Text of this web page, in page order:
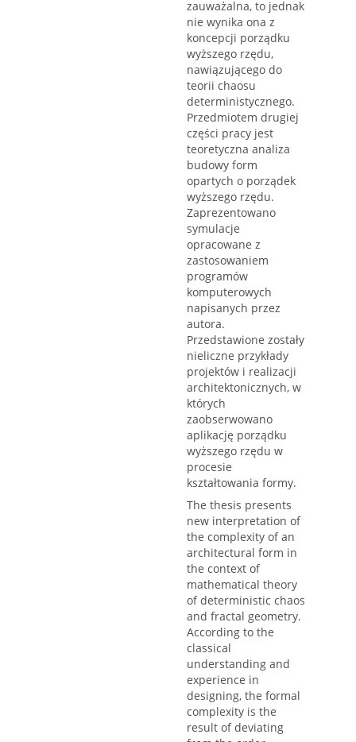
zauważalna, to jednak
nie wynika ona z
koncepcji porządku
wyższego rzędu,
nawiązującego do
teorii chaosu
deterministycznego.
Przedmiotem drugiej
części pracy jest
teoretyczna analiza
budowy form
opartych o porządek
wyższego rzędu.
Zaprezentowano
symulacje
opracowane z
zastosowaniem
programów
komputerowych
napisanych przez
autora.
Przedstawione zostały
nieliczne przykłady
projektów i realizacji
architektonicznych, w
których
zaobserwowano
aplikację porządku
wyższego rzędu w
procesie
kształtowania formy.
The thesis presents
new interpretation of
the complexity of an
architectural form in
the context of
mathematical theory
of deterministic chaos
and fractal geometry.
According to the
classical
understanding and
experience in
designing, the formal
complexity is the
result of deviating